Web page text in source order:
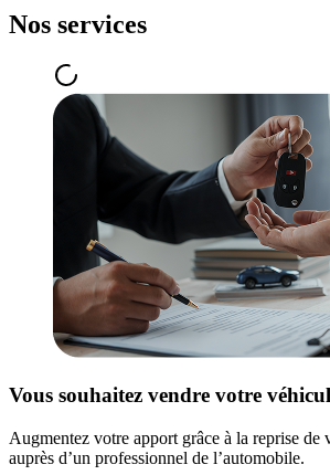
Nos services
Vous souhaitez vendre votre
Augmentez votre apport grâce à la reprise de
auprès d’un professionnel de l’automobile.